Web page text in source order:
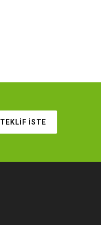
TEKLIF İSTE